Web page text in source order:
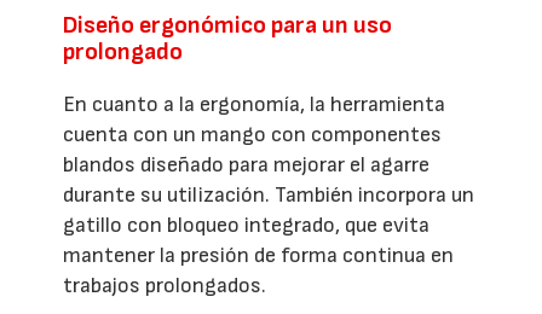
Diseño ergonómico para un uso
prolongado
En cuanto a la ergonomía, la herramienta
cuenta con un mango con componentes
blandos diseñado para mejorar el agarre
durante su utilización. También incorpora un
gatillo con bloqueo integrado, que evita
mantener la presión de forma continua en
trabajos prolongados.